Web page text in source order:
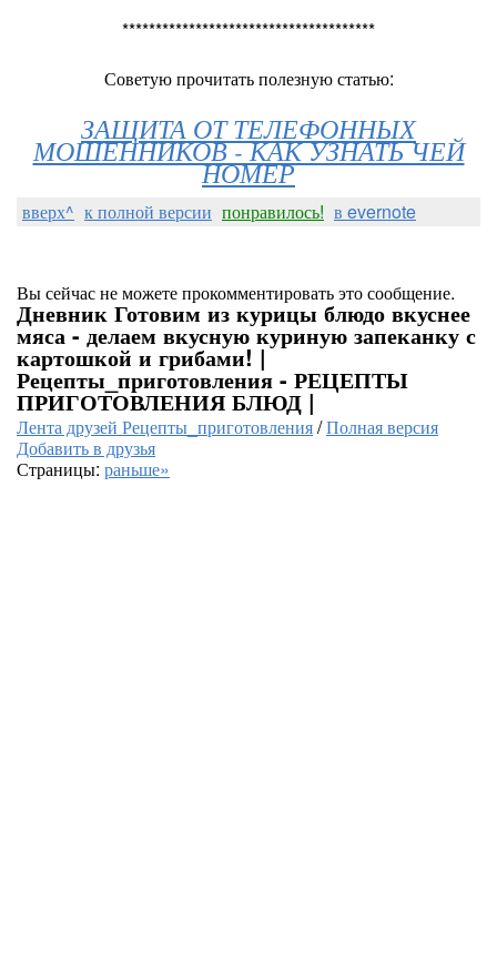
**************************************
Советую прочитать полезную статью:
ЗАЩИТА ОТ ТЕЛЕФОННЫХ
МОШЕННИКОВ - КАК УЗНАТЬ ЧЕЙ
НОМЕР
вверх^ к полной версии понравилось! в evernote
Вы сейчас не можете прокомментировать это сообщение.
Дневник Готовим из курицы блюдо вкуснее
мяса - делаем вкусную куриную запеканку с
картошкой и грибами! |
Рецепты_приготовления - РЕЦЕПТЫ
ПРИГОТОВЛЕНИЯ БЛЮД |
Лента друзей Рецепты_приготовления/Полная версия
Добавить в друзья
Страницы: раньше»